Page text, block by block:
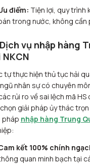
điểm: Tiện lợi, quy trình
trong nước, không cần
vụ nhập hàng
tự thực hiện thủ tục hải
nhân sự có chuyên
rủi ro về sai lệch mã
giải pháp ủy thác trọn
pháp nhập hàng Trung
kết 100% chính
quan minh bạch tại